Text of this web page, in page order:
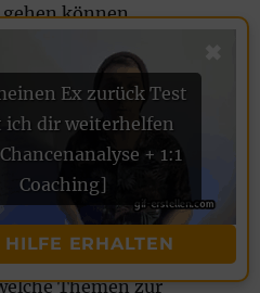
Ex zurück Test
ich dir weiterhelfen
+ 1:1
Coaching]
HILFE ERHALTEN
gehen können.
Auflösung
alle Trennungsgründe
Themen zur